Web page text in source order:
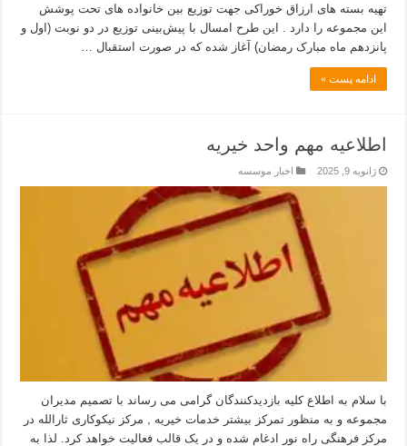
تهیه بسته های ارزاق خوراکی جهت توزیع بین خانواده های تحت پوشش
این مجموعه را دارد . این طرح امسال با پیش‌بینی توزیع در دو نوبت (اول و
پانزدهم ماه مبارک رمضان) آغاز شده که در صورت استقبال …
ادامه پست »
اطلاعیه مهم واحد خیریه
ژانویه 9, 2025 اخبار موسسه
با سلام به اطلاع کلیه بازدیدکنندگان گرامی می رساند با تصمیم مدیران
مجموعه و به منظور تمرکز بیشتر خدمات خیریه , مرکز نیکوکاری ثارالله در
مرکز فرهنگی راه نور ادغام شده و در یک قالب فعالیت خواهد کرد. لذا به